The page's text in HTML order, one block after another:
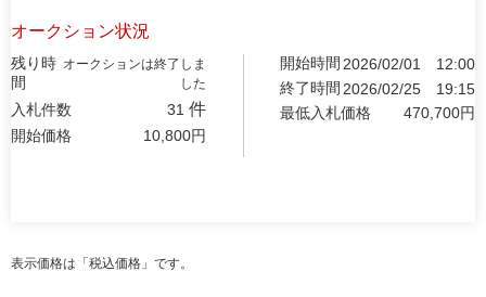
オークション状況
残り時
間
オークションは終了しま
した
入札件数 31 件
開始価格 10,800円
開始時間 2026/02/01
12:00
終了時間 2026/02/25
19:15
最低入札価格
470,700円
表示価格は「税込価格」です。